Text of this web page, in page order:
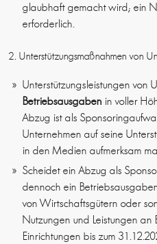
glaubhaft gemacht wird; ein
erforderlich.
2. Unterstützungsmaßnahmen von
Unterstützungsleistungen von
Betriebsausgaben in voller
Abzug ist als
Unternehmen auf seine
in den Medien aufmerksam
Scheidet ein Abzug als
dennoch ein
von Wirtschaftsgütern oder
Nutzungen und Leistungen
Einrichtungen bis zum